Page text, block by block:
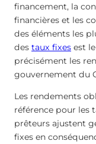
financement, la
financières et les
des éléments les
des taux fixes est
précisément les
gouvernement du
Les rendements
référence pour les
prêteurs ajustent
fixes en